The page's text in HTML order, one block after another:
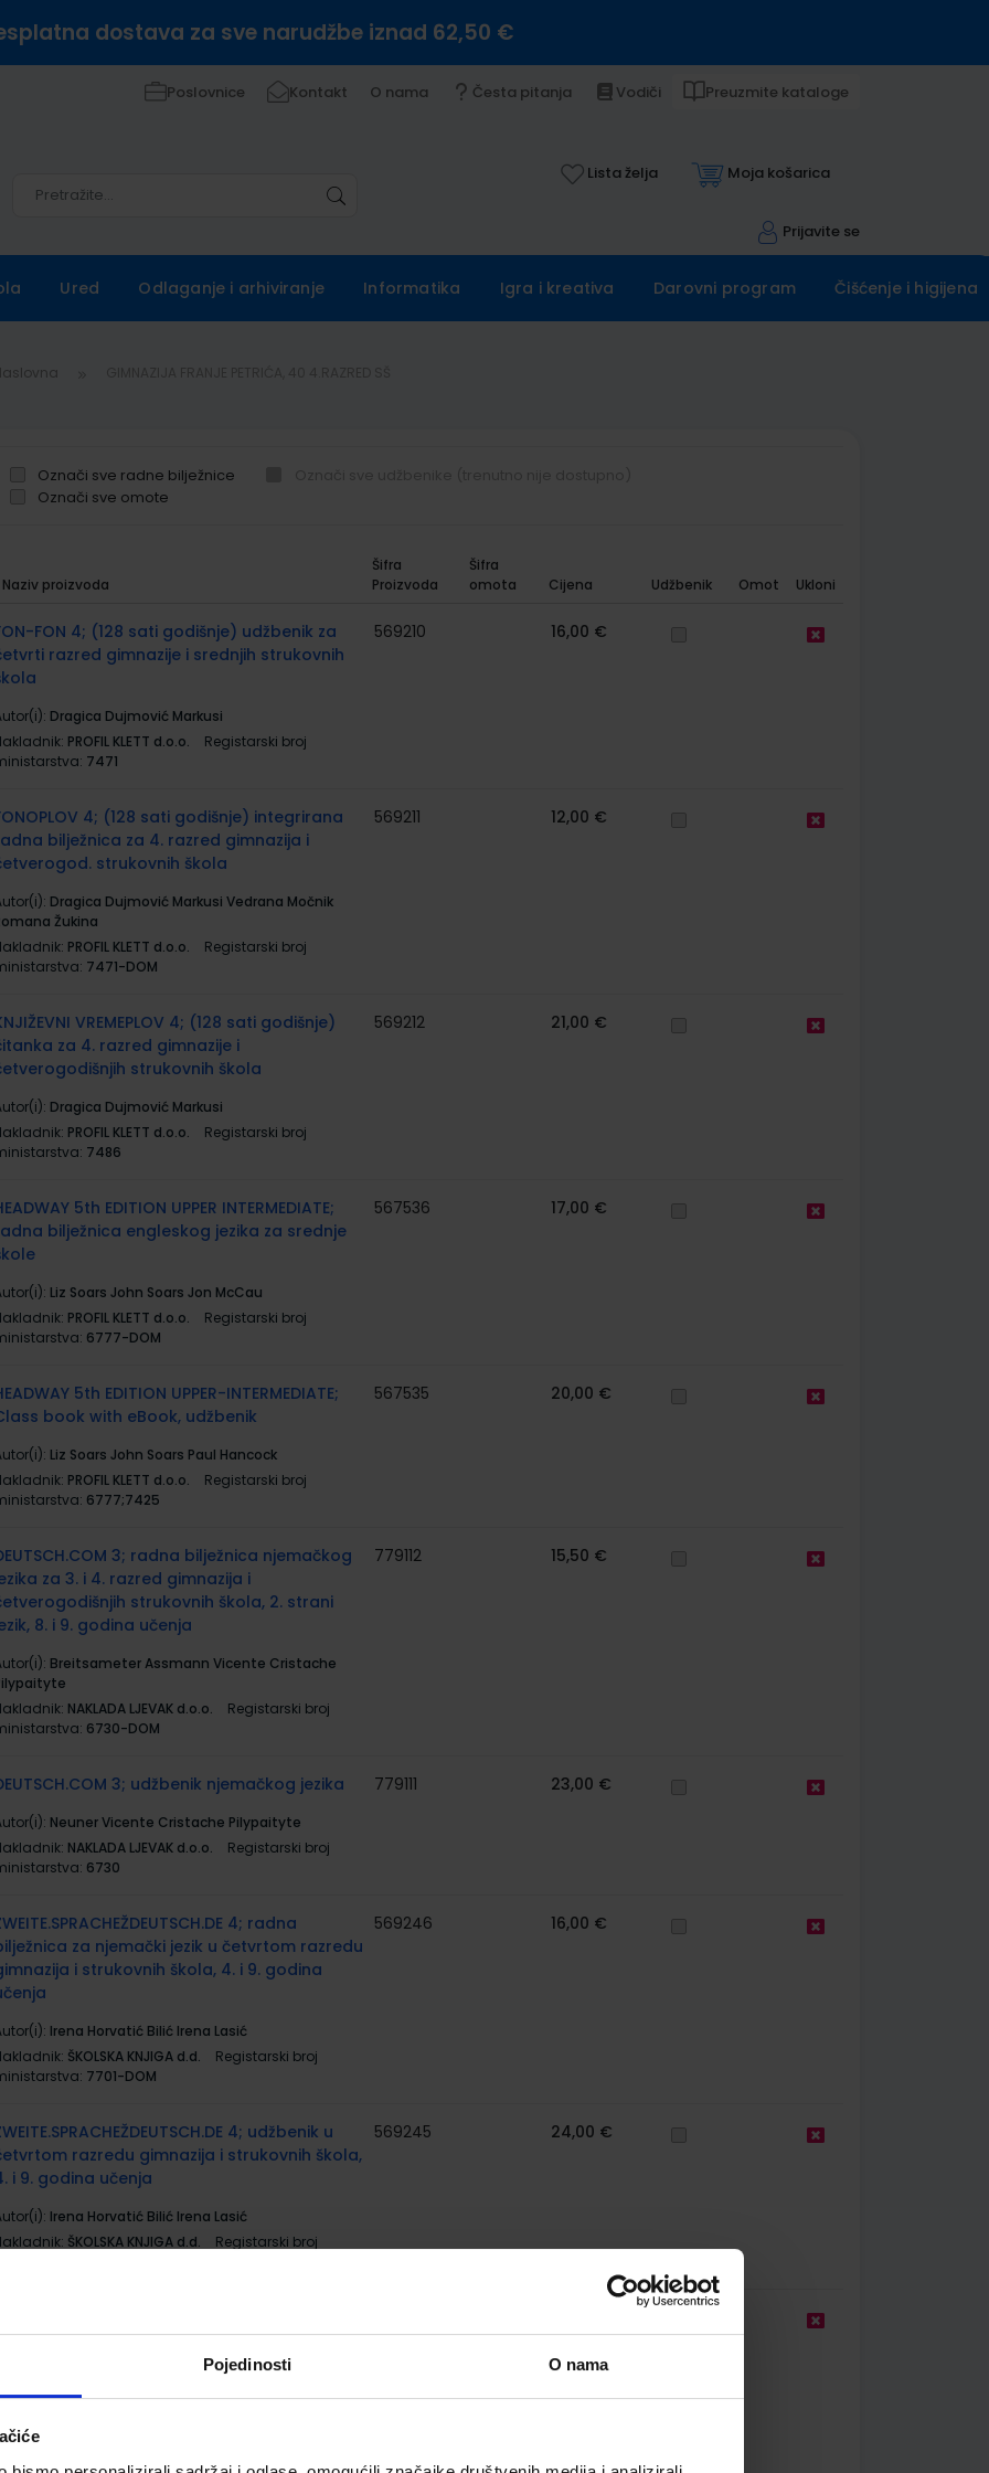
Pojedinosti O nama
dostava za sve narudžbe iznad 62,50 €
Poslovnice Kontakt O nama Česta pitanja Vodiči Preuzmite kataloge
Lista želja Moja košarica
Prijavite se
Ured Odlaganje i arhiviranje Informatika Igra i kreativa Darovni program Čišćenje i higijena
Označi sve radne bilježnice
Označi sve omote
Naziv proizvoda
Šifra
Proizvoda
Šifra
omota
Cijena Udžbenik Omot Ukloni
FON 4; (128 sati godišnje) udžbenik za
razred gimnazije i srednjih strukovnih
Dragica Dujmović Markusi
PROFIL KLETT d.o.o.
Registarski broj
7471
569210 16,00 €
4; (128 sati godišnje) integrirana
bilježnica za 4. razred gimnazija i
strukovnih škola
Dragica Dujmović Markusi Vedrana Močnik
Žukina
PROFIL KLETT d.o.o.
Registarski broj
7471-DOM
569211 12,00 €
VREMEPLOV 4; (128 sati godišnje)
za 4. razred gimnazije i
strukovnih škola
Dragica Dujmović Markusi
PROFIL KLETT d.o.o.
Registarski broj
7486
569212 21,00 €
5th EDITION UPPER INTERMEDIATE;
bilježnica engleskog jezika za srednje
Liz Soars John Soars Jon McCau
PROFIL KLETT d.o.o.
Registarski broj
6777-DOM
567536 17,00 €
5th EDITION UPPER-INTERMEDIATE;
book with eBook, udžbenik
Liz Soars John Soars Paul Hancock
PROFIL KLETT d.o.o.
Registarski broj
6777;7425
567535 20,00 €
3; radna bilježnica njemačkog
za 3. i 4. razred gimnazija i
strukovnih škola, 2. strani
8. i 9. godina učenja
Breitsameter Assmann Vicente Cristache
NAKLADA LJEVAK d.o.o.
Registarski broj
6730-DOM
779112 15,50 €
3; udžbenik njemačkog jezika
Neuner Vicente Cristache Pilypaityte
NAKLADA LJEVAK d.o.o.
Registarski broj
6730
779111 23,00 €
4; radna
za njemački jezik u četvrtom razredu
i strukovnih škola, 4. i 9. godina
Irena Horvatić Bilić Irena Lasić
ŠKOLSKA KNJIGA d.d.
Registarski broj
7701-DOM
569246 16,00 €
4; udžbenik u
razredu gimnazija i strukovnih škola,
i 9. godina učenja
Irena Horvatić Bilić Irena Lasić
ŠKOLSKA KNJIGA d.d.
Registarski broj
569245 24,00 €
gimnazija, prvi i drugi strani jezik
(početno i napredno učenje)
Birello Bonafaccia Bosc Licastro Vilagrasa